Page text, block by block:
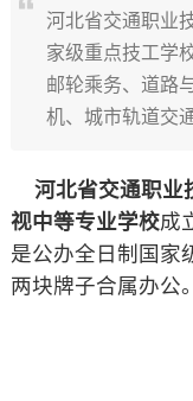
河北省交通职业
家级重点技工学
邮轮乘务、道路
机、城市轨道交
河北省交通职业
视中等专业学校成
是公办全日制国家
两块牌子合属办公。